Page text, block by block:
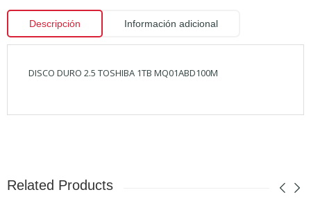
Descripción Información adicional
DISCO DURO 2.5 TOSHIBA 1TB MQ01ABD100M
Related Products